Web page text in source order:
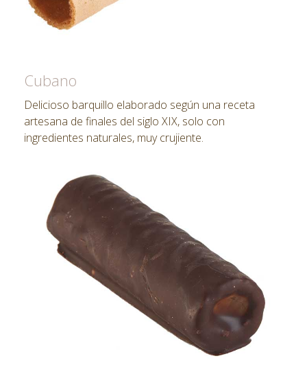
Cubano
Delicioso barquillo elaborado según una receta
artesana de finales del siglo XIX, solo con
ingredientes naturales, muy crujiente.